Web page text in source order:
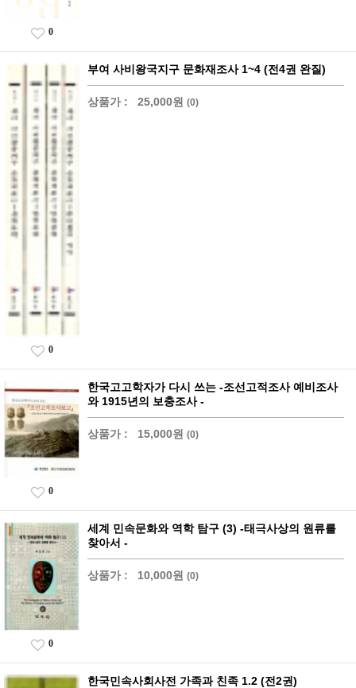
0
부여 사비왕국지구 문화재조사 1~4 (전4권 완질)
상품가 : 25,000원 (0)
0
한국고고학자가 다시 쓰는 -조선고적조사 예비조사
와 1915년의 보충조사 -
상품가 : 15,000원 (0)
0
세계 민속문화와 역학 탐구 (3) -태극사상의 원류를
찾아서 -
상품가 : 10,000원 (0)
0
한국민속사회사전 가족과 친족 1.2 (전2권)